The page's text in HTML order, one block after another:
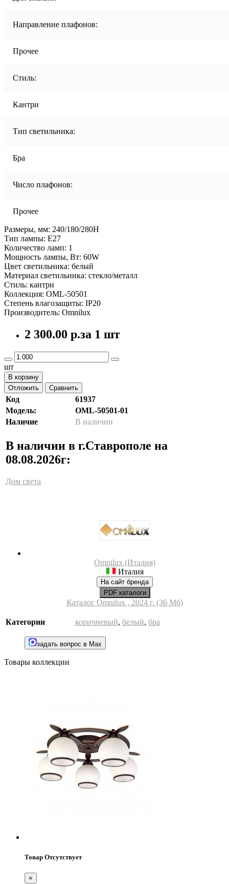
Направление плафонов:
Прочее
Стиль:
Кантри
Тип светильника:
Бра
Число плафонов:
Прочее
Размеры, мм: 240/180/280Н
Тип лампы: E27
Количество ламп: 1
Мощность лампы, Вт: 60W
Цвет светильника: белый
Материал светильника: стекло/металл
Стиль: кантри
Коллекция: OML-50501
Степень влагозащиты: IP20
Производитель: Omnilux
2 300.00 р.за 1 шт
шт
В корзину
Отложить
Сравнить
Код
61937
Модель:
OML-50501-01
Наличие
В наличии
В наличии в г.Ставрополе на
08.08.2026г:
Дом света
Omnilux (Италия)
Италия
На сайт бренда
PDF каталоги
Каталог Omnilux , 2024 г. (36 Мб)
Категории коричневый, белый, бра
задать вопрос в Max
Товары коллекции
Товар Отсутствует
×